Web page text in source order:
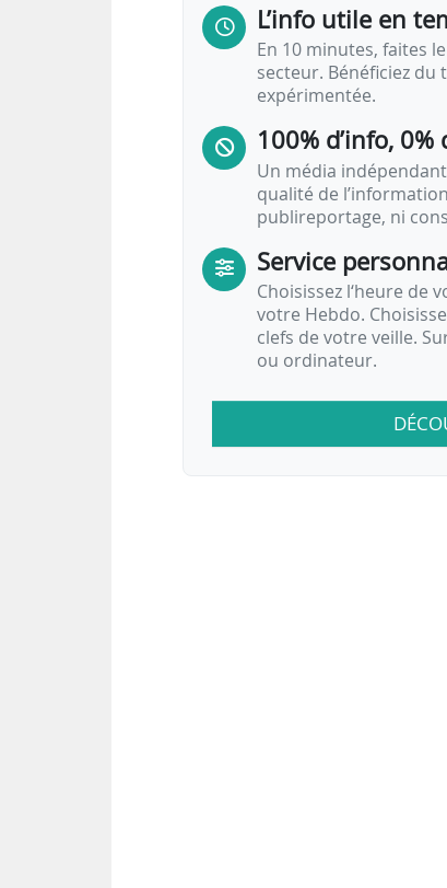
• Sondage Alphabet France
• Yves Antoine élu président
• Prix de la semaine
L’info utile en
En 10 minutes, faites
secteur. Bénéficiez du
expérimentée.
100% d’info, 0%
Un média
qualité de
publireportage, ni
Service
Choisissez l‘heure de
votre Hebdo.
clefs de votre veille.
ou ordinateur.